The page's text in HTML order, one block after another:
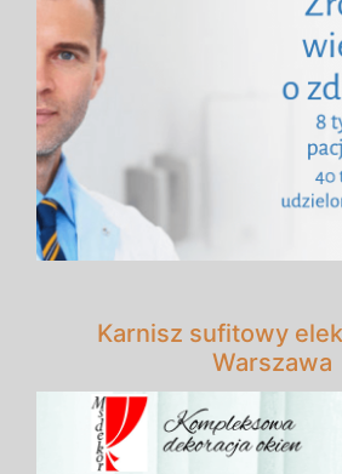
Karnisz sufitowy
Warszawa